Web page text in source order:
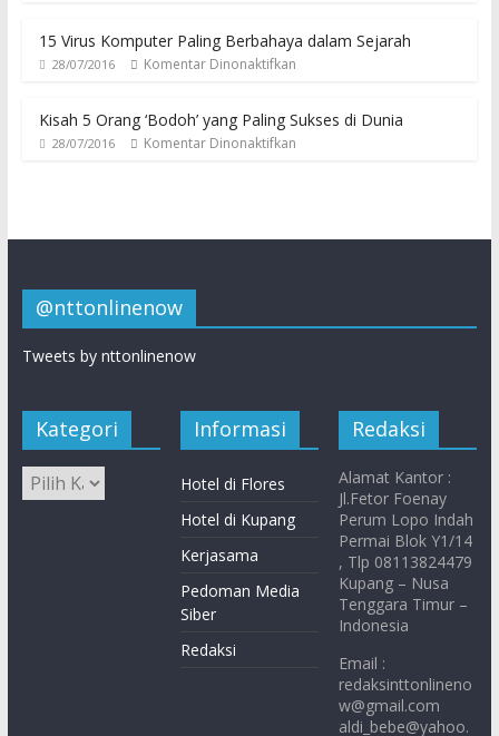
15 Virus Komputer Paling Berbahaya dalam Sejarah
28/07/2016 Komentar Dinonaktifkan
Kisah 5 Orang ‘Bodoh’ yang Paling Sukses di Dunia
28/07/2016 Komentar Dinonaktifkan
@nttonlinenow
Tweets by nttonlinenow
Kategori Informasi
Hotel di Flores
Hotel di Kupang
Kerjasama
Pedoman Media
Siber
Redaksi
Redaksi
Alamat Kantor :
Jl.Fetor Foenay
Perum Lopo Indah
Permai Blok Y1/14
, Tlp 08113824479
Kupang – Nusa
Tenggara Timur –
Indonesia
Email :
redaksinttonlineno
w@gmail.com
aldi_bebe@yahoo.